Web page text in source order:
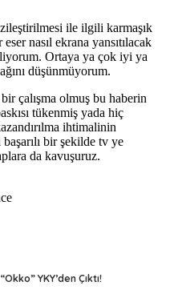
“Okko” YKY’den Çıktı!